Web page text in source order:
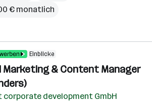
€ monatlich
Einblicke
Marketing & Content Manager
corporate development GmbH